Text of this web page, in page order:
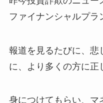
ファイナンシャルプラ
報道を見るたびに、悲
に、より多くの方に正
身につけてもらい、マ